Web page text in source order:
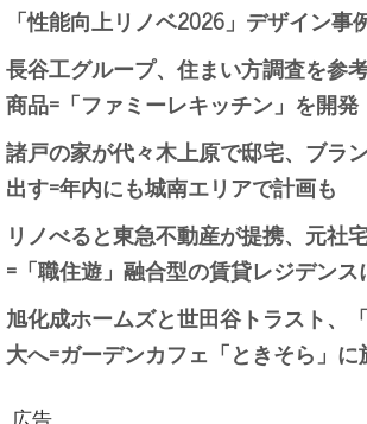
「性能向上リノベ2026」デザイン事
長谷工グループ、住まい方調査を参
商品=「ファミーレキッチン」を開発
諸戸の家が代々木上原で邸宅、ブラ
出す=年内にも城南エリアで計画も
リノべると東急不動産が提携、元社
=「職住遊」融合型の賃貸レジデンス
旭化成ホームズと世田谷トラスト、
大へ=ガーデンカフェ「ときそら」に